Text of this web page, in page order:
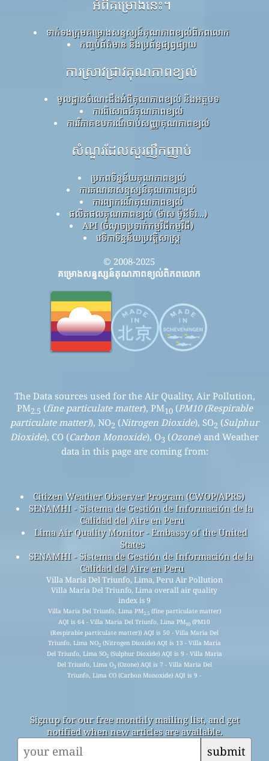
អំពីគម្រោងនេះ។
ទាក់ទងក្រុមគម្រោងសន្ទស្សន៍គុណភាពខ្យល់ពិភពលោក
កញ្ចប់ព័ត៌មាន និងប្រព័ន្ធផ្សព្វផ្សាយ
ការស្រាវជ្រាវគុណភាពខ្យល់
មូលដ្ឋានចំណេះដឹងអំពីគុណភាពខ្យល់ និងអត្ថបទ
ការពិសោធន៍គុណភាពខ្យល់
ការវិភាគឧបករណ៍ចាប់សញ្ញាគុណភាពខ្យល់
សំណួរដែលសួរញឹកញាប់
ប្រភពទិន្នន័យគុណភាពខ្យល់
ការគណនាសន្ទស្សន៍គុណភាពខ្យល់
ការព្យាករណ៍គុណភាពខ្យល់
ផលិតផលគុណភាពខ្យល់ (ម៉ាស ម៉ូនីទ័រ...)
API (ចំណុចប្រទាក់កម្មវិធីកម្មវិធី)
វេទិកាទិន្នន័យប្រវត្តិសាស្ត្រ
© 2008-2025
គម្រោងសន្ទស្សន៍គុណភាពខ្យល់ពិភពលោក
The Data sources used for the Air Quality, Air Pollution,
PM2.5 (fine particulate matter), PM10(PM10 (Respirable
particulate matter)), NO2 (Nitrogen Dioxide), SO2 (Sulphur
Dioxide), CO (Carbon Monoxide), O3 (Ozone) and Weather
data in this page are coming from:
Citizen Weather Observer Program (CWOP/APRS)
SENAMHI - Sistema de Gestión de Información de la
Calidad del Aire en Peru
Lima Air Quality Monitor - Embassy of the United
States
SENAMHI - Sistema de Gestión de Información de la
Calidad del Aire en Peru
Villa Maria Del Triunfo, Lima, Peru Air Pollution
Villa Maria Del Triunfo, Lima overall air quality
index is 9
Villa Maria Del Triunfo, Lima PM2.5(fine particulate matter)
AQI is 64 - Villa Maria Del Triunfo, Lima PM10 (PM10
(Respirable particulate matter)) AQI is 50 - Villa Maria Del
Triunfo, Lima NO2(Nitrogen Dioxide) AQI is 13 - Villa Maria
Del Triunfo, Lima SO2(Sulphur Dioxide) AQI is 9 - Villa Maria
Del Triunfo, Lima O3(Ozone) AQI is 7 - Villa Maria Del
Triunfo, Lima CO (Carbon Monoxide) AQI is 9 -
Signup for our free monthly mailing list, and get
notified when new articles are available.
submit